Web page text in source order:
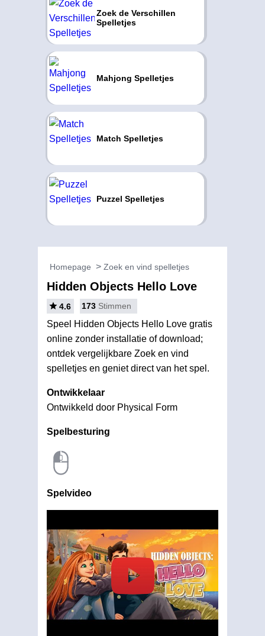
Zoek de Verschillen
Spelletjes
Mahjong Spelletjes
Match Spelletjes
Puzzel Spelletjes
Homepage Zoek en vind spelletjes
Hidden Objects Hello Love
4.6 173 Stimmen
Speel Hidden Objects Hello Love gratis
online zonder installatie of download;
ontdek vergelijkbare Zoek en vind
spelletjes en geniet direct van het spel.
Ontwikkelaar
Ontwikkeld door Physical Form
Spelbesturing
Spelvideo